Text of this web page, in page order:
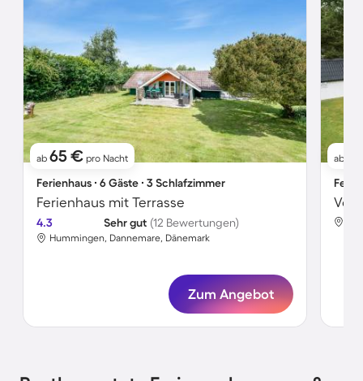
ab 65 € pro Nacht
Ferienhaus ∙ 6 Gäste ∙ 3 Schlafzimmer
Ferienhaus mit Terrasse
4.3 Sehr gut (12 Bewertungen)
Hummingen, Dannemare, Dänemark
Zum Angebot
ab